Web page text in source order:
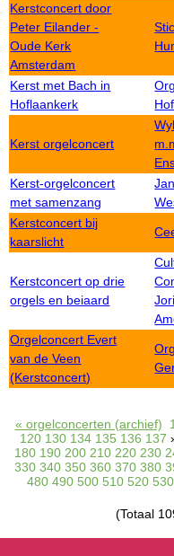
Kerstconcert door
Peter Eilander -
Oude Kerk
Amsterdam
Kerst met Bach in
Hoflaankerk
Kerst orgelconcert
Kerst-orgelconcert
met samenzang
Kerstconcert bij
kaarslicht
Kerstconcert op drie
orgels en beiaard
Orgelconcert Evert
van de Veen
(Kerstconcert)
« orgelconcerten (archief) 1
120 130 134 135 136 137
180 190 200 210 220 230
330 340 350 360 370 380
480 490 500 510 520 530
(Totaal